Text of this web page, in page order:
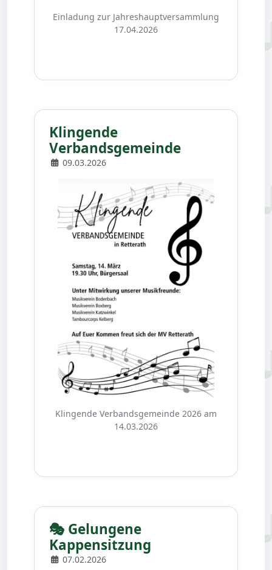
Einladung zur Jahreshauptversammlung
17.04.2026
Klingende
Verbandsgemeinde
09.03.2026
Klingende Verbandsgemeinde 2026 am
14.03.2026
🎭 Gelungene
Kappensitzung
07.02.2026